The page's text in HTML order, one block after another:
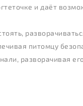
и даёт
питомцу
разворачивая